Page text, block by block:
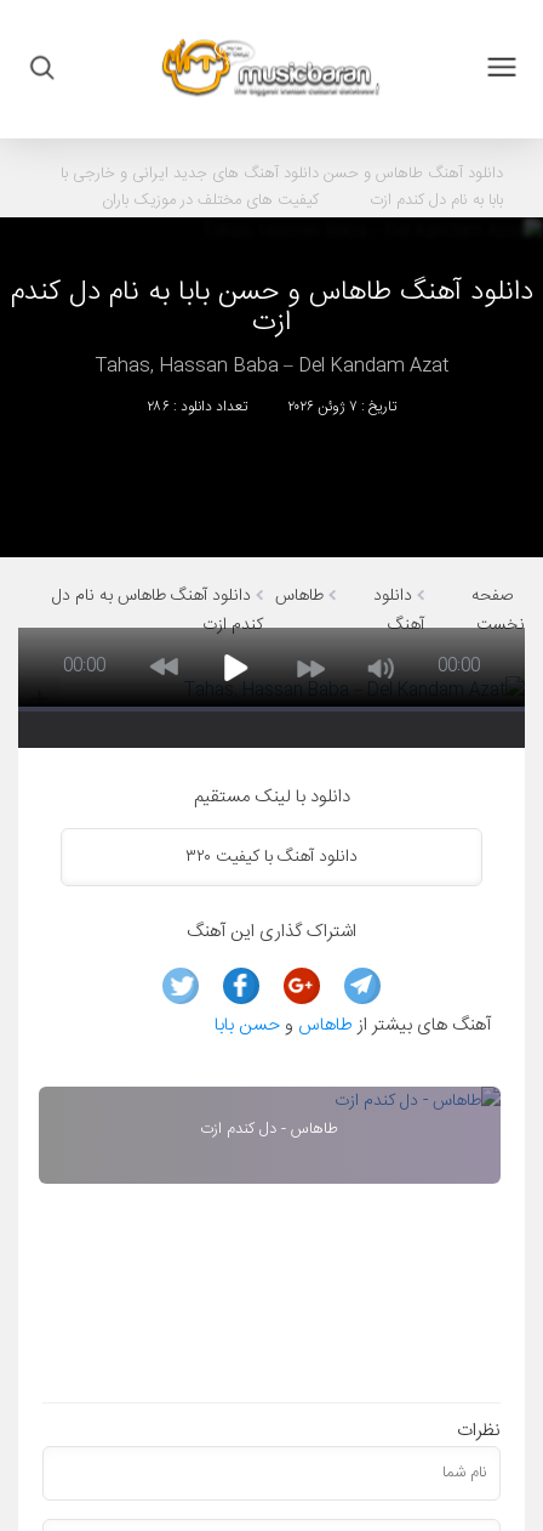
دانلود آهنگ طاهاس و حسن
بابا به نام دل کندم ازت
دانلود آهنگ های جدید ایرانی و خارجی با
کیفیت های مختلف در موزیک باران
دانلود آهنگ طاهاس وحسن بابابه نام دل کندم
ازت
Tahas, Hassan Baba – Del Kandam Azat
تاریخ : ۷ ژوئن ۲۰۲۶ تعداد دانلود : ۲۸۶
صفحه
نخست
دانلود
آهنگ
طاهاس
دانلود آهنگ طاهاس به نام دل
کندم ازت
00:00
00:00
دانلود با لینک مستقیم
دانلود آهنگ با کیفیت ۳۲۰
اشتراک گذاری این آهنگ
آهنگ های بیشتر از طاهاس و حسن بابا
طاهاس - دل کندم ازت
نظرات